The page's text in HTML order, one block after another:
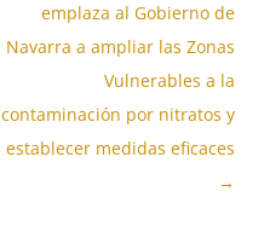
emplaza al Gobierno de
Navarra a ampliar las Zonas
Vulnerables a la
contaminación por nitratos y
establecer medidas eficaces
→